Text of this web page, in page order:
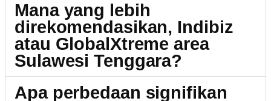
Mana yang lebih
direkomendasikan, Indibiz
atau GlobalXtreme area
Sulawesi Tenggara?
Apa perbedaan signifikan